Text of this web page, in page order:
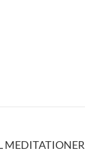
MEDITATIONER